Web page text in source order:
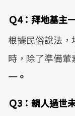
Ｑ4：拜地基主
根據民俗說法
時，除了準備葷
一。
Ｑ3：親人過世